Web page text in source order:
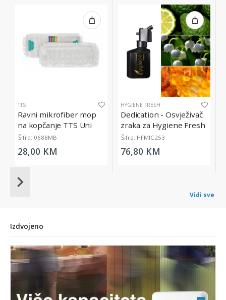
TTS
Ravni mikrofiber mop
na kopčanje TTS Uni
System
Šifra: 0688MB
28,00 KM
HYGIENE FRESH
Dedication - Osvježivač
zraka za Hygiene Fresh
Micro Diffuser, 200 ml
Šifra: HFMIC253
76,80 KM
Item
Vidi sve
Izdvojeno